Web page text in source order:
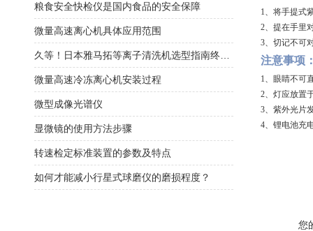
1、将手提式
2、提在手里
3、切记不可
注意事项
1、眼睛不可
2、灯应放置
3、紫外光片
4、锂电池充
您
粮食安全快检仪是国内食品的安全保障
微量高速离心机具体应用范围
微量高速冷冻离心机安装过程
微型成像光谱仪
显微镜的使用方法步骤
转速检定标准装置的参数及特点
如何才能减小行星式球磨仪的磨损程度？